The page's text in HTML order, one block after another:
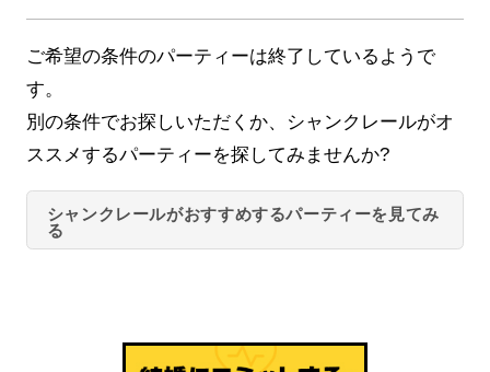
ご希望の条件のパーティーは終了しているようで
す。
別の条件でお探しいただくか、シャンクレールがオ
ススメするパーティーを探してみませんか?
シャンクレールがおすすめするパーティーを見てみ
る